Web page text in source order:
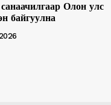
Олон улс
байгуулна